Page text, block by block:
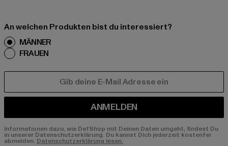
An welchen Produkten bist du interessiert?
MÄNNER
FRAUEN
ANMELDEN
Informationen dazu, wie DefShop mit Deinen Daten umgeht, findest Du
in unserer Datenschutzerklärung. Du kannst Dich jederzeit kostenfei
abmelden. Datenschutzerklärung lesen.